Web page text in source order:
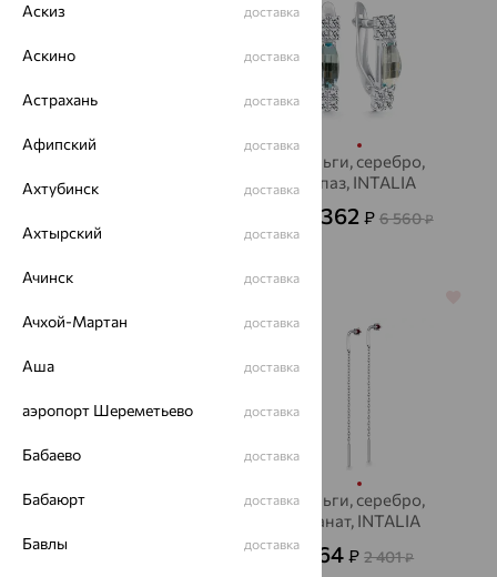
топаз, INTALIA
Серьги, серебро,
топаз, INTALIA
2 362 ₽ 6 560₽
Серьга, серебро,
Серьги, серебро,
гранат, INTALIA
864₽ 2 401₽
Аскиз доставка
Аскино доставка
Астрахань доставка
Афипский доставка
Ахтубинск доставка
Ахтырский доставка
Ачинск доставка
Ачхой-Мартан доставка
Аша доставка
аэропорт Шереметьево доставка
Бабаево доставка
Бабаюрт доставка
Бавлы доставка